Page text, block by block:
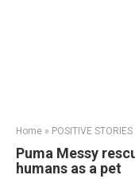
Home » POSITIVE STORIES
Puma Messy
humans as a pet